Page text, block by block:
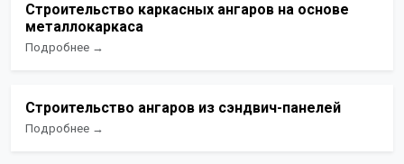
Строительство каркасных ангаров на основе
металлокаркаса
Подробнее →
Строительство ангаров из сэндвич-панелей
Подробнее →